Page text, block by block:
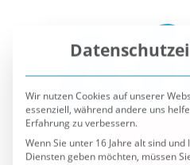
essenziell, während andere uns
Erfahrung zu verbessern.
Wenn Sie unter 16 Jahre alt sind und
Diensten geben möchten, müssen
um Erlaubnis bitten.